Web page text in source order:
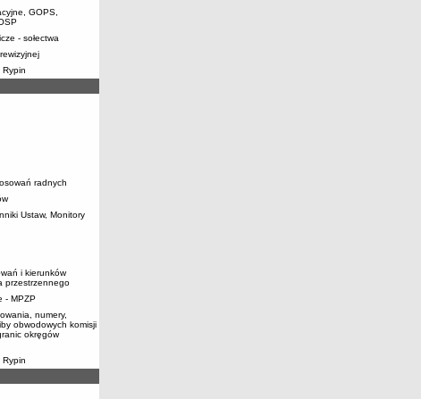
GOPS,
- sołectwa
Rypin
radnych
Ustaw, Monitory
i kierunków
przestrzennego
- MPZP
numery,
obwodowych komisji
okręgów